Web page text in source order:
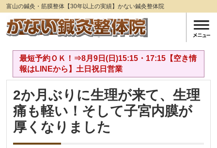
富山の鍼灸・筋膜整体【30年以上の実績】かない鍼灸整体院
最短予約ＯＫ！⇒8月9日(日)15:15・17:15【空き情
報はLINEから】土日祝日営業
2か月ぶりに生理が来て、生理
痛も軽い！そして子宮内膜が
厚くなりました